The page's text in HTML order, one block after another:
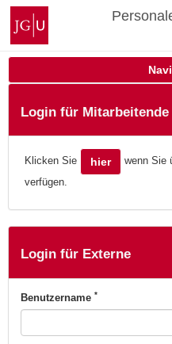
Zum
Inhalt
springen
Johannes
Gutenberg-
Universität
Login für Mitarbeitende
Klicken Sie hier
wenn Sie
verfügen.
Login für Externe
Benutzername *